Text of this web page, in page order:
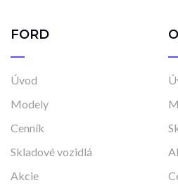
FORD
Úvod
Modely
Cenník
Skladové vozidlá
Akcie